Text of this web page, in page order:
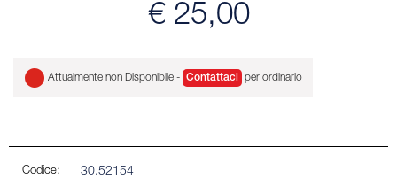
€ 25,00
Attualmente non Disponibile - Contattaci per ordinarlo
Codice: 30.52154